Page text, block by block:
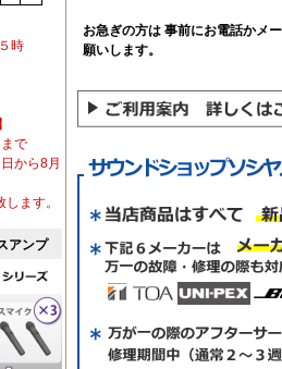
お急ぎの方は 事前にお電話かメ
願いします。
時
で
から8月
ます。
アンプ